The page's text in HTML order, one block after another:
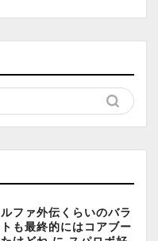
ファ外伝くらいのバラ
最終的にはコアブー